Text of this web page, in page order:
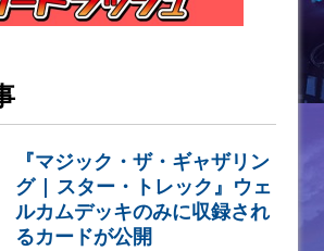
『マジック・ザ・ギャザリン
グ | スター・トレック』ウェ
ルカムデッキのみに収録され
るカードが公開